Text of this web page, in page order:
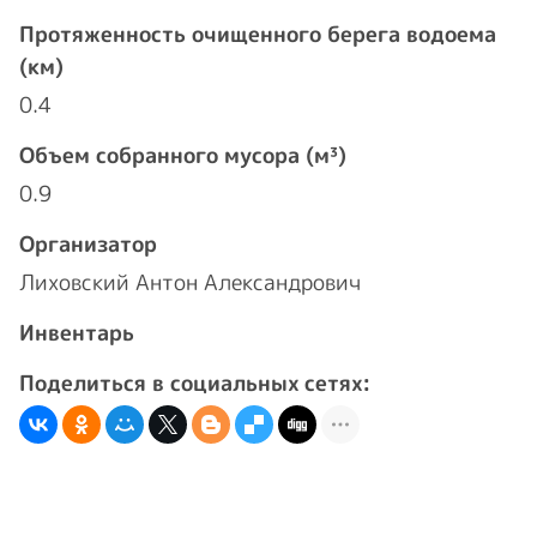
Протяженность очищенного берега водоема
(км)
0.4
Объем собранного мусора (м³)
0.9
Организатор
Лиховский Антон Александрович
Инвентарь
Поделиться в социальных сетях: